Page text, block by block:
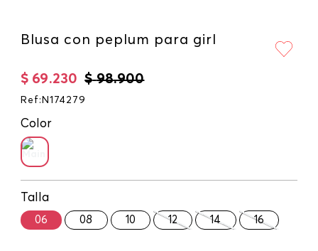
Blusa con peplum para girl
$ 98.900
$ 69.230
Ref : N174279
Color
Talla
06 08 10 12 14 16